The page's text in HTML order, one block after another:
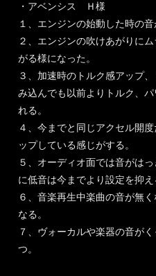
・アベンシス Ｈ様
１、エンジンの始動した時の音
２、エンジンの吹けあがりに
がる様になった。
３、加速時のトルク感アップ
み込んでも以前よりトルク、
れる。
４、今までと同じアクセル開
ップしている感じがする。
５、オーディオ面では音がは
に低音は今までより設定を抑え
６、音楽再生中楽曲の音が無
なる。
７、ヴォーカルや楽器の音が
つ。